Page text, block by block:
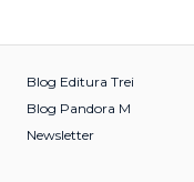
Blog Editura Trei
Blog Pandora M
Newsletter